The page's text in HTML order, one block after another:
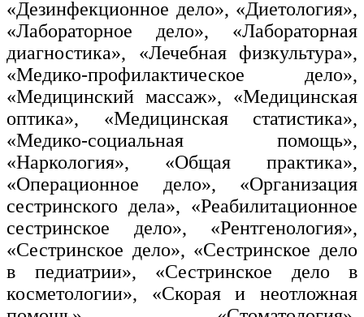
«Дезинфекционное дело», «Диетология»,
«Лабораторное дело», «Лабораторная
диагностика», «Лечебная физкультура»,
«Медико-профилактическое дело»,
«Медицинский массаж», «Медицинская
оптика», «Медицинская статистика»,
«Медико-социальная помощь»,
«Наркология», «Общая практика»,
«Операционное дело», «Организация
сестринского дела», «Реабилитационное
сестринское дело», «Рентгенология»,
«Сестринское дело», «Сестринское дело
в педиатрии», «Сестринское дело в
косметологии», «Скорая и неотложная